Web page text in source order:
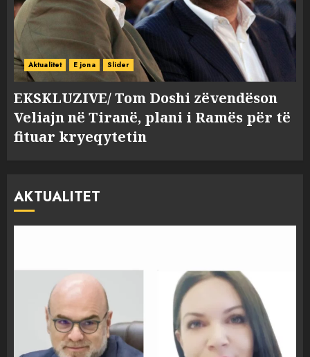
Aktualitet E jona Slider
EKSKLUZIVE/ Tom Doshi zëvendëson
Veliajn në Tiranë, plani i Ramës për të
fituar kryeqytetin
AKTUALITET